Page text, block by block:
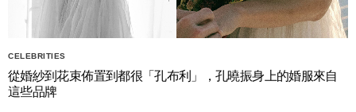
CELEBRITIES
從婚紗到花束佈置到都很「孔布利」，孔曉振身上的婚服來自
這些品牌